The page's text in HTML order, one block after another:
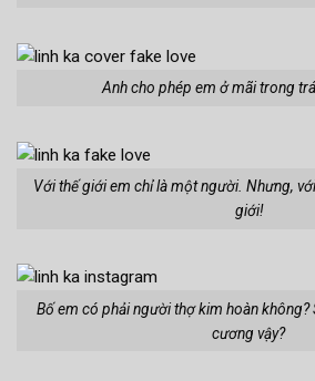
Anh cho phép em ở mãi trong
Với thế giới em chỉ là một người. Nhưng,
giới!
Bố em có phải người thợ kim hoàn không?
cương vậy?